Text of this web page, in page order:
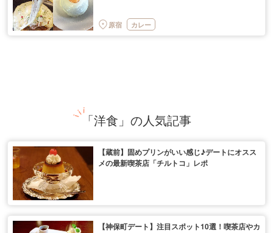
原宿 カレー
「洋食」の人気記事
【蔵前】固めプリンがいい感じ♪デートにオスス
メの最新喫茶店「チルトコ」レポ
【神保町デート】注目スポット10選！喫茶店やカ